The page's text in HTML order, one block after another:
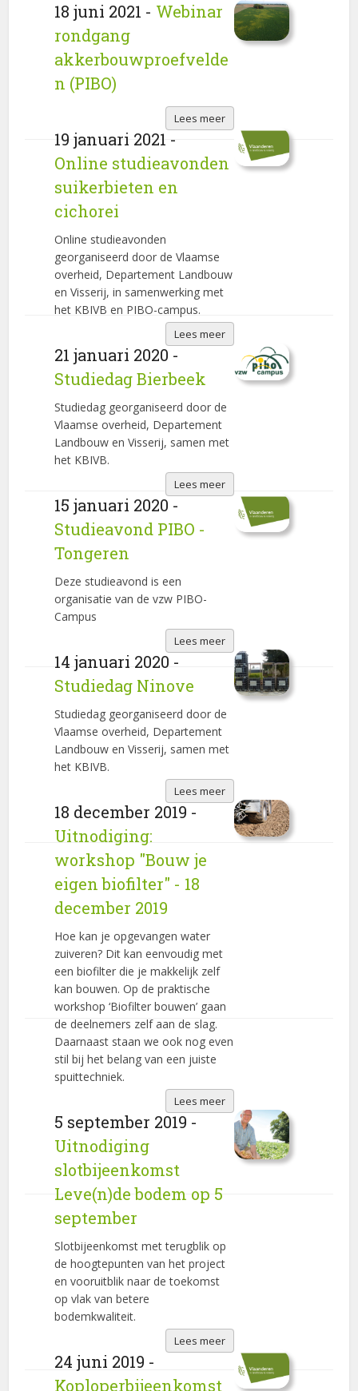
18 juni 2021 - Webinar
rondgang
akkerbouwproefvelde
n (PIBO)
Lees meer
19 januari 2021 -
Online studieavonden
suikerbieten en
cichorei
Online studieavonden
georganiseerd door de Vlaamse
overheid, Departement Landbouw
en Visserij, in samenwerking met
het KBIVB en PIBO-campus.
Lees meer
21 januari 2020 -
Studiedag Bierbeek
Studiedag georganiseerd door de
Vlaamse overheid, Departement
Landbouw en Visserij, samen met
het KBIVB.
Lees meer
15 januari 2020 -
Studieavond PIBO -
Tongeren
Deze studieavond is een
organisatie van de vzw PIBO-
Campus
Lees meer
14 januari 2020 -
Studiedag Ninove
Studiedag georganiseerd door de
Vlaamse overheid, Departement
Landbouw en Visserij, samen met
het KBIVB.
Lees meer
18 december 2019 -
Uitnodiging:
workshop "Bouw je
eigen biofilter" - 18
december 2019
Hoe kan je opgevangen water
zuiveren? Dit kan eenvoudig met
een biofilter die je makkelijk zelf
kan bouwen. Op de praktische
workshop ‘Biofilter bouwen’ gaan
de deelnemers zelf aan de slag.
Daarnaast staan we ook nog even
stil bij het belang van een juiste
spuittechniek.
Lees meer
5 september 2019 -
Uitnodiging
slotbijeenkomst
Leve(n)de bodem op 5
september
Slotbijeenkomst met terugblik op
de hoogtepunten van het project
en vooruitblik naar de toekomst
op vlak van betere
bodemkwaliteit.
Lees meer
24 juni 2019 -
Koploperbijeenkomst